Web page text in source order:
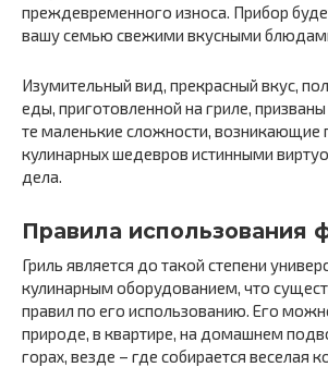
преждевременного износа. Прибор
вашу семью свежими вкусными
Изумительный вид, прекрасный вкус,
еды, приготовленной на гриле,
те маленькие сложности, возникающие
кулинарных шедевров истинными
дела.
Правила использования
Гриль является до такой степени
кулинарным оборудованием, что
правил по его использованию. Его
природе, в квартире, на домашнем
горах, везде – где собирается веселая